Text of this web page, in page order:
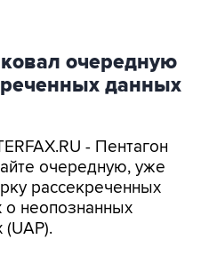
очередную
данных
- Пентагон
очередную, уже
рассекреченных
о неопознанных